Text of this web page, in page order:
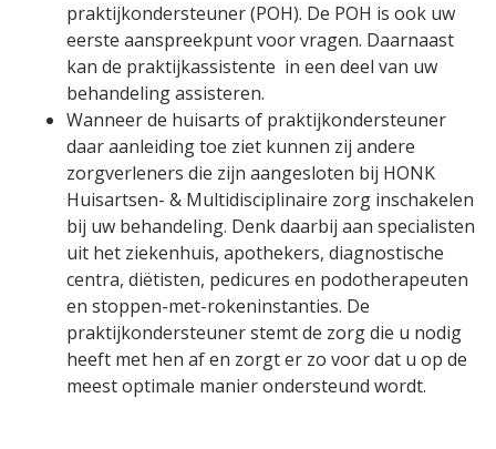
praktijkondersteuner (POH). De POH is ook uw
eerste aanspreekpunt voor vragen. Daarnaast
kan de praktijkassistente in een deel van uw
behandeling assisteren.
Wanneer de huisarts of praktijkondersteuner
daar aanleiding toe ziet kunnen zij andere
zorgverleners die zijn aangesloten bij HONK
Huisartsen- & Multidisciplinaire zorg inschakelen
bij uw behandeling. Denk daarbij aan specialisten
uit het ziekenhuis, apothekers, diagnostische
centra, diëtisten, pedicures en podotherapeuten
en stoppen-met-rokeninstanties. De
praktijkondersteuner stemt de zorg die u nodig
heeft met hen af en zorgt er zo voor dat u op de
meest optimale manier ondersteund wordt.